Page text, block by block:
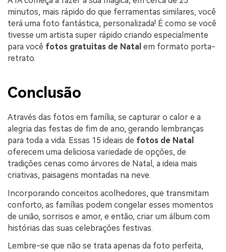
minutos, mais rápido do que ferramentas similares, você
terá uma foto fantástica, personalizada! É como se você
tivesse um artista super rápido criando especialmente
para você fotos gratuitas de Natal em formato porta-
retrato.
Conclusão
Através das fotos em família, se capturar o calor e a
alegria das festas de fim de ano, gerando lembranças
para toda a vida. Essas 15 ideais de fotos de Natal
oferecem uma deliciosa variedade de opções, de
tradições cenas como árvores de Natal, a ideia mais
criativas, paisagens montadas na neve.
Incorporando conceitos acolhedores, que transmitam
conforto, as famílias podem congelar esses momentos
de união, sorrisos e amor, e então, criar um álbum com
histórias das suas celebrações festivas.
Lembre-se que não se trata apenas da foto perfeita,